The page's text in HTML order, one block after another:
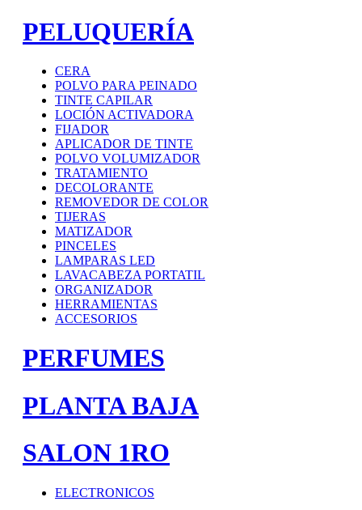
PELUQUERÍA
CERA
POLVO PARA PEINADO
TINTE CAPILAR
LOCIÓN ACTIVADORA
FIJADOR
APLICADOR DE TINTE
POLVO VOLUMIZADOR
TRATAMIENTO
DECOLORANTE
REMOVEDOR DE COLOR
TIJERAS
MATIZADOR
PINCELES
LAMPARAS LED
LAVACABEZA PORTATIL
ORGANIZADOR
HERRAMIENTAS
ACCESORIOS
PERFUMES
PLANTA BAJA
SALON 1RO
ELECTRONICOS